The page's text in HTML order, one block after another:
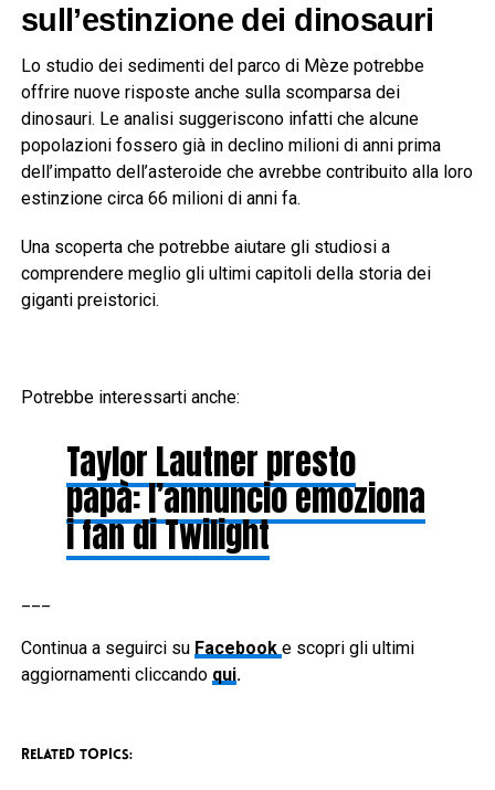
sull’estinzione dei dinosauri
Lo studio dei sedimenti del parco di Mèze potrebbe
offrire nuove risposte anche sulla scomparsa dei
dinosauri. Le analisi suggeriscono infatti che alcune
popolazioni fossero già in declino milioni di anni prima
dell’impatto dell’asteroide che avrebbe contribuito alla loro
estinzione circa 66 milioni di anni fa.
Una scoperta che potrebbe aiutare gli studiosi a
comprendere meglio gli ultimi capitoli della storia dei
giganti preistorici.
Potrebbe interessarti anche:
Taylor Lautner presto
papà: l’annuncio emoziona
i fan di Twilight
Continua a seguirci su Facebook e scopri gli ultimi
aggiornamenti cliccando qui.
RELATED TOPICS: